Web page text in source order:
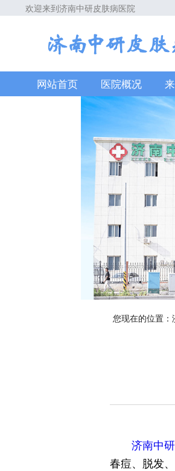
欢迎来到济南中研皮肤病医院
网站首页 医院概况
您现在的位置：
济南中
春痘、脱发